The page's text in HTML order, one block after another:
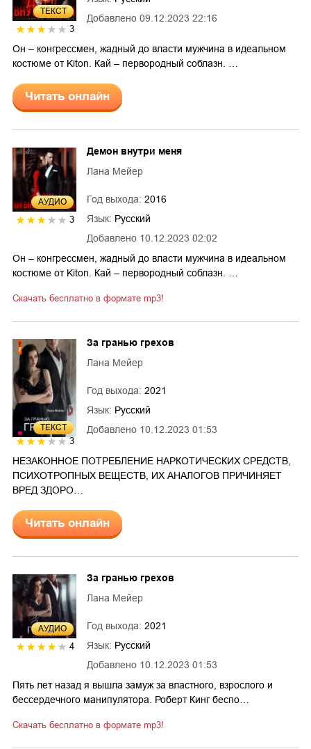
ТЕКСТ
3
Добавлено 09.12.2023 22:16
Он – конгрессмен, жадный до власти мужчина в идеальном
костюме от Kiton. Кай – первородный соблазн. …
Читать онлайн
AУДИО
3
Добавлено 10.12.2023 02:02
Демон внутри меня
Лана Мейер
Год выхода: 2016
Язык: Русский
Он – конгрессмен, жадный до власти мужчина в идеальном
костюме от Kiton. Кай – первородный соблазн. …
Скачать бесплатно в формате mp3!
ТЕКСТ
3
Добавлено 10.12.2023 01:53
За гранью грехов
Лана Мейер
Год выхода: 2021
Язык: Русский
НЕЗАКОННОЕ ПОТРЕБЛЕНИЕ НАРКОТИЧЕСКИХ СРЕДСТВ,
ПСИХОТРОПНЫХ ВЕЩЕСТВ, ИХ АНАЛОГОВ ПРИЧИНЯЕТ
ВРЕД ЗДОРО…
Читать онлайн
AУДИО
4
Добавлено 10.12.2023 01:53
За гранью грехов
Лана Мейер
Год выхода: 2021
Язык: Русский
Пять лет назад я вышла замуж за властного, взрослого и
бессердечного манипулятора. Роберт Кинг беспо…
Скачать бесплатно в формате mp3!